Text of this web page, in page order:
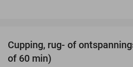
Cupping, rug- of
of 60 min)